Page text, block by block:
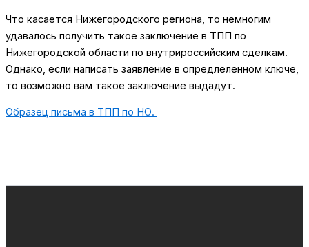
Что касается Нижегородского региона, то немногим
удавалось получить такое заключение в ТПП по
Нижегородской области по внутрироссийским сделкам.
Однако, если написать заявление в опредлеленном ключе,
то возможно вам такое заключение выдадут.
Образец письма в ТПП по НО.